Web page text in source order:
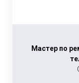
Мастер по